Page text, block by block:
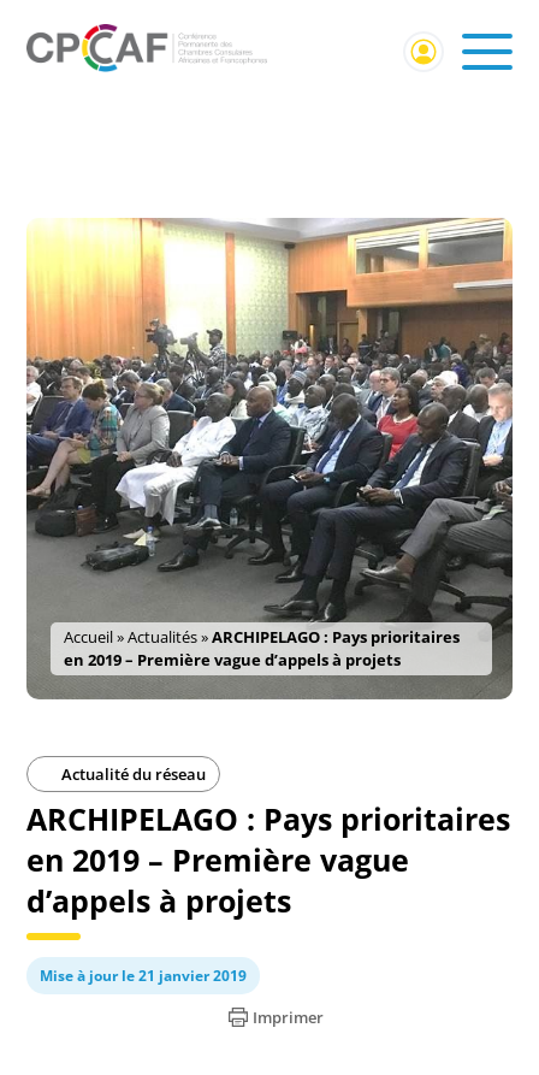
Accueil»Actualités»ARCHIPELAGO : Pays prioritaires
en 2019 – Première vague d’appels à projets
Actualité du réseau
ARCHIPELAGO : Pays prioritaires
en 2019 – Première vague
d’appels à projets
Mise à jour le 21 janvier 2019
Imprimer